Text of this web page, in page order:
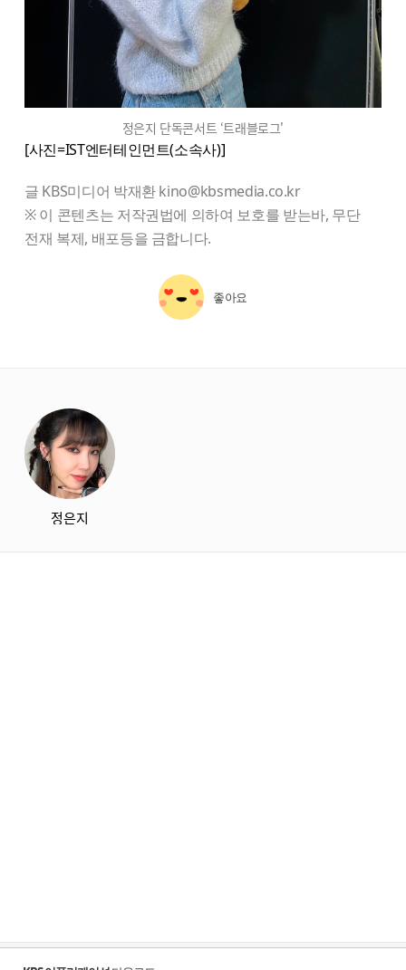
정은지 단독콘서트 ‘트래블로그'
[사진=IST엔터테인먼트(소속사)]
글 KBS미디어 박재환 kino@kbsmedia.co.kr
※ 이 콘텐츠는 저작권법에 의하여 보호를 받는바, 무단
전재 복제, 배포등을 금합니다.
좋아요
정은지